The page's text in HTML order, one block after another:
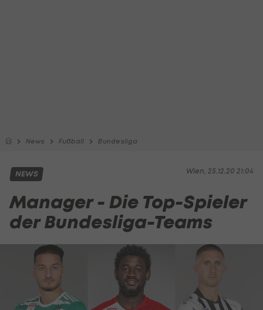
News Fußball Bundesliga
Wien, 25.12.20 21:04
NEWS
Manager - Die Top-Spieler
der Bundesliga-Teams